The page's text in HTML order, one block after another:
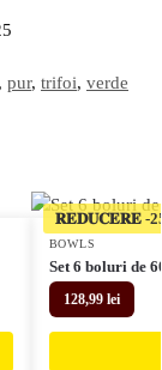
, pur, trifoi, verde
𝐑𝐄𝐃𝐔𝐂𝐄𝐑𝐄
BOWLS
Set 6 boluri de
128,99 lei